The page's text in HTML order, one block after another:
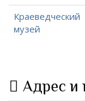
Краеведческий
музей
Адрес и